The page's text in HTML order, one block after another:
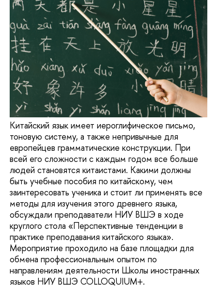
Китайский язык имеет иероглифическое письмо,
тоновую систему, а также непривычные для
европейцев грамматические конструкции. При
всей его сложности с каждым годом все больше
людей становятся китаистами. Какими должны
быть учебные пособия по китайскому, чем
заинтересовать ученика и стоит ли применять все
методы для изучения этого древнего языка,
обсуждали преподаватели НИУ ВШЭ в ходе
круглого стола «Перспективные тенденции в
практике преподавания китайского языка».
Мероприятие проходило на базе площадки для
обмена профессиональным опытом по
направлениям деятельности Школы иностранных
языков НИУ ВШЭ COLLOQUIUM+.